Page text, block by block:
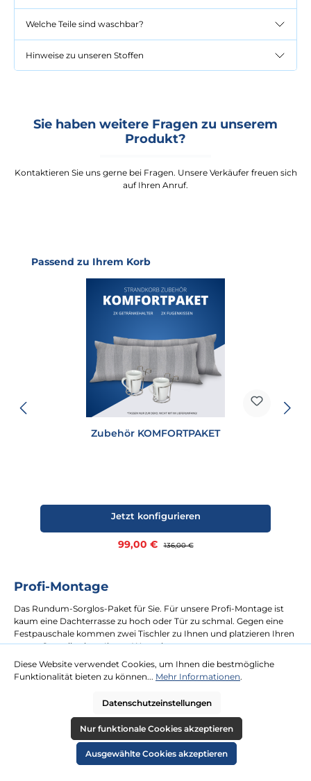
Welche Teile sind waschbar?
Hinweise zu unseren Stoffen
Sie haben weitere Fragen zu unserem
Produkt?
Kontaktieren Sie uns gerne bei Fragen. Unsere Verkäufer freuen sich
auf Ihren Anruf.
Produktgalerie überspringen
Passend zu Ihrem Korb
Zubehör KOMFORTPAKET
Verkaufspreis:
99,00 € Regulärer Preis:
136,00 €
Jetzt konfigurieren
Profi-Montage
Das Rundum-Sorglos-Paket für Sie. Für unsere Profi-Montage ist
kaum eine Dachterrasse zu hoch oder Tür zu schmal. Gegen eine
Festpauschale kommen zwei Tischler zu Ihnen und platzieren Ihren
neuen Strandkorb an Ihrem Wunschort.
mehr erfahren
Diese Website verwendet Cookies, um Ihnen die bestmögliche
Funktionalität bieten zu können... Mehr Informationen.
Datenschutzeinstellungen
Nur funktionale Cookies akzeptieren
Ausgewählte Cookies akzeptieren